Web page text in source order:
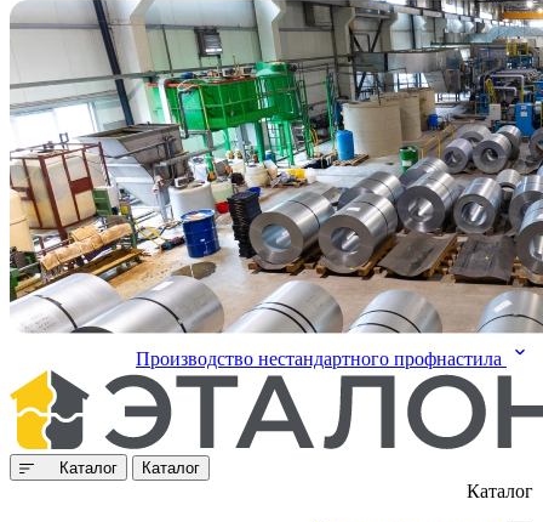
Производство нестандартного профнастила
Каталог Каталог
Каталог